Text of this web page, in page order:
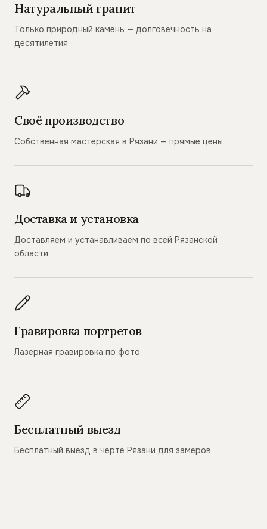
Натуральный гранит
Только природный камень — долговечность на
десятилетия
Своё производство
Собственная мастерская в Рязани — прямые цены
Доставка и установка
Доставляем и устанавливаем по всей Рязанской
области
Гравировка портретов
Лазерная гравировка по фото
Бесплатный выезд
Бесплатный выезд в черте Рязани для замеров